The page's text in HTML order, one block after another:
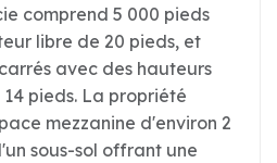
comprend 5 000 pieds
libre de 20 pieds, et
avec des hauteurs
pieds. La propriété
mezzanine d'environ 2
sous-sol offrant une